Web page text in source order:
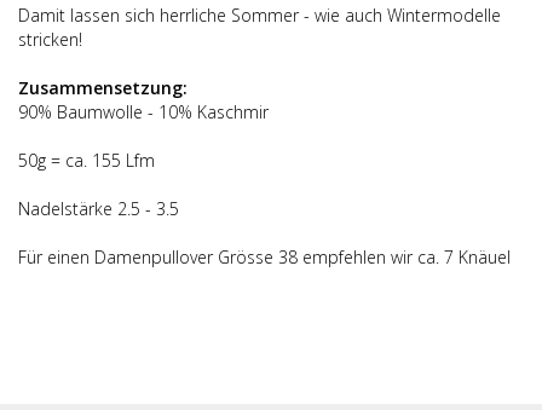
Damit lassen sich herrliche Sommer - wie auch Wintermodelle
stricken!
Zusammensetzung:
90% Baumwolle - 10% Kaschmir
50g = ca. 155 Lfm
Nadelstärke 2.5 - 3.5
Für einen Damenpullover Grösse 38 empfehlen wir ca. 7 Knäuel